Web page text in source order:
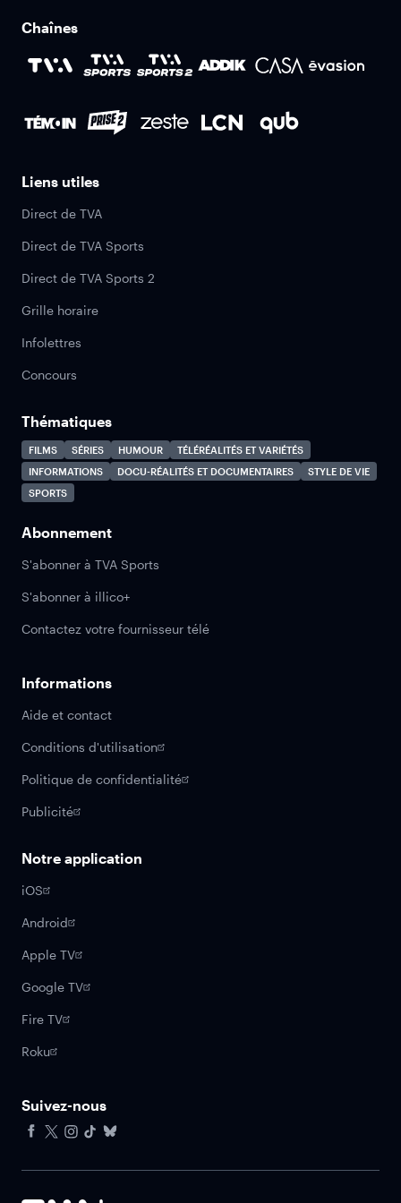
Chaînes
Liens utiles
Direct de TVA
Direct de TVA Sports
Direct de TVA Sports 2
Grille horaire
Infolettres
Concours
Thématiques
FILMS SÉRIES HUMOUR
TÉLÉRÉALITÉS ET VARIÉTÉS
INFORMATIONS
DOCU-RÉALITÉS ET DOCUMENTAIRES
STYLE DE VIE
SPORTS
Abonnement
S'abonner à TVA Sports
S'abonner à illico+
Contactez votre fournisseur télé
Informations
Aide et contact
Conditions d'utilisation
Politique de confidentialité
Publicité
Notre application
iOS
Android
Apple TV
Google TV
Fire TV
Roku
Suivez-nous